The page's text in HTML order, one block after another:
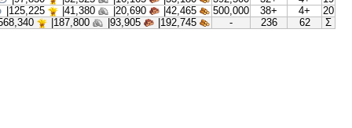
12,360|
6,020|
12,045|
36,445
|
00:00:30
15,820|
7,705|
15,415|
46,650
|
00:00:33
20,250|
9,865|
19,730|
59,710
|
00:00:35